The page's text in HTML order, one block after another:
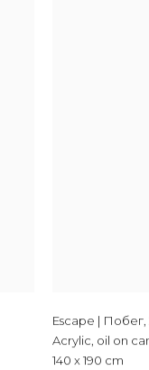
Escape | Побег,
Acrylic, oil on
140 x 190 cm